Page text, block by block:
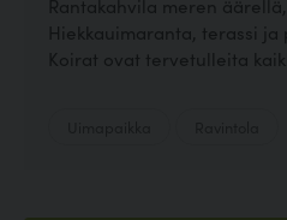
Rantakahvila meren
Hiekkauimaranta, terassi ja
Koirat ovat tervetulleita